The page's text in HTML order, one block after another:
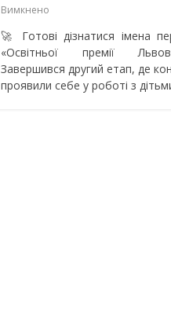
Вимкнено
🚀 Готові дізнатися імена
«Освітньої премії
Завершився другий етап, де
проявили себе у роботі з